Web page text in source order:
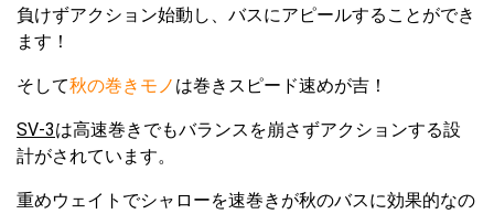
負けずアクション始動し、バスにアピールすることができ
ます！
そして秋の巻きモノ は巻きスピード速めが吉！
SV-3は高速巻きでもバランスを崩さずアクションする設
計がされています。
重めウェイトでシャローを速巻きが秋のバスに効果的なの